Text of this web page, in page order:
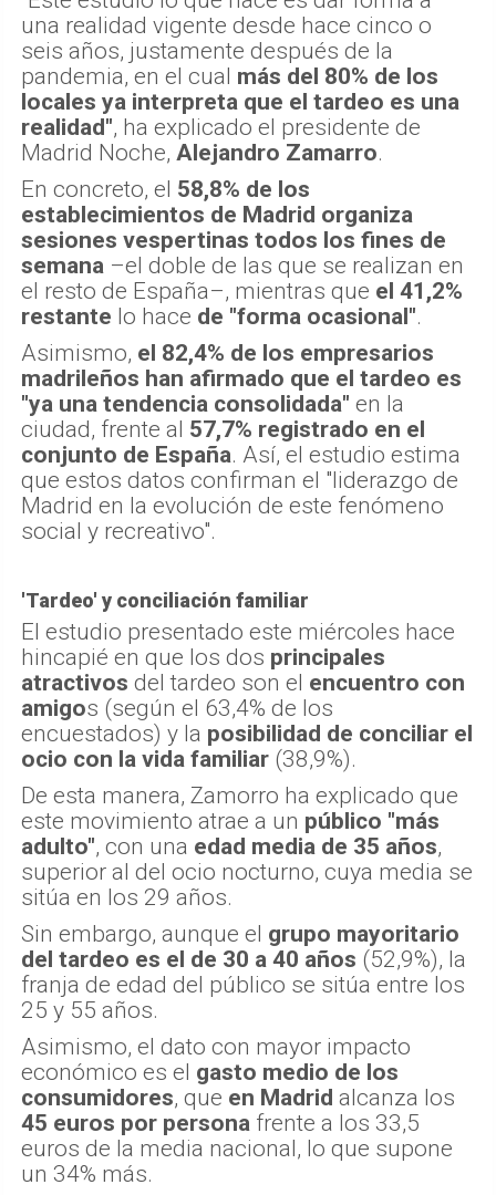
una realidad vigente desde hace cinco o
seis años, justamente después de la
pandemia, en el cual más del 80% de los
locales ya interpreta que el tardeo es una
realidad", ha explicado el presidente de
Madrid Noche, Alejandro Zamarro.
En concreto, el 58,8% de los
establecimientos de Madrid organiza
sesiones vespertinas todos los fines de
semana –el doble de las que se realizan en
el resto de España–, mientras que el 41,2%
restante lo hace de "forma ocasional".
Asimismo, el 82,4% de los empresarios
madrileños han afirmado que el tardeo es
"ya una tendencia consolidada" en la
ciudad, frente al 57,7% registrado en el
conjunto de España. Así, el estudio estima
que estos datos confirman el "liderazgo de
Madrid en la evolución de este fenómeno
social y recreativo".
'Tardeo' y conciliación familiar
El estudio presentado este miércoles hace
hincapié en que los dos principales
atractivos del tardeo son el encuentro con
amigos (según el 63,4% de los
encuestados) y la posibilidad de conciliar el
ocio con la vida familiar (38,9%).
De esta manera, Zamorro ha explicado que
este movimiento atrae a un público "más
adulto", con una edad media de 35 años,
superior al del ocio nocturno, cuya media se
sitúa en los 29 años.
Sin embargo, aunque el grupo mayoritario
del tardeo es el de 30 a 40 años (52,9%), la
franja de edad del público se sitúa entre los
25 y 55 años.
Asimismo, el dato con mayor impacto
económico es el gasto medio de los
consumidores, que en Madrid alcanza los
45 euros por persona frente a los 33,5
euros de la media nacional, lo que supone
un 34% más.